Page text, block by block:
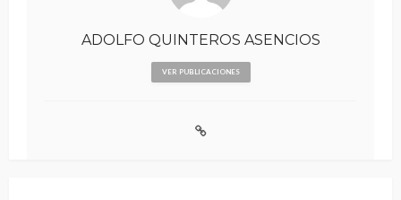
ADOLFO QUINTEROS ASENCIOS
VER PUBLICACIONES